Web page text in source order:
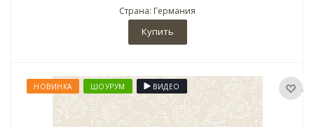
Страна: Германия
Купить
НОВИНКА ШОУРУМ ВИДЕО